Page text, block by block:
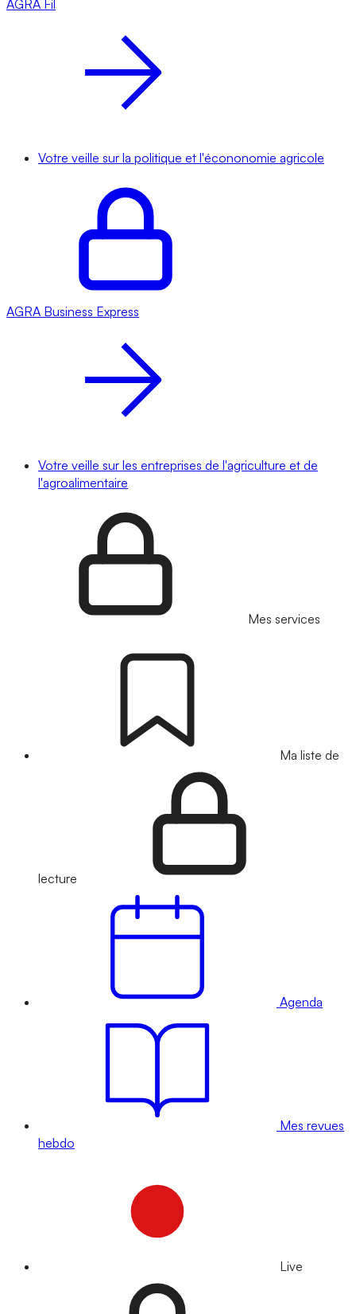
AGRA Fil
Votre veille sur la politique et l'écononomie agricole
AGRA Business Express
Votre veille sur les entreprises de l'agriculture et de
l'agroalimentaire
Mes services
Ma liste de
lecture
Agenda
Mes revues
hebdo
Live